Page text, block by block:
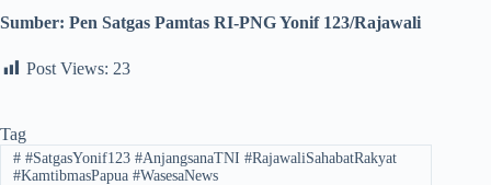
Sumber: Pen Satgas Pamtas RI-PNG Yonif 123/Rajawali
Post Views: 23
Tag
##SatgasYonif123 #AnjangsanaTNI #RajawaliSahabatRakyat
#KamtibmasPapua #WasesaNews